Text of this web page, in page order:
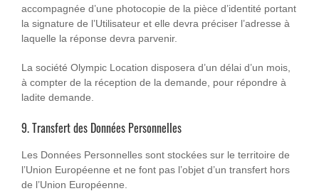
accompagnée d’une photocopie de la pièce d’identité portant
la signature de l’Utilisateur et elle devra préciser l’adresse à
laquelle la réponse devra parvenir.
La société Olympic Location disposera d’un délai d’un mois,
à compter de la réception de la demande, pour répondre à
ladite demande.
9. Transfert des Données Personnelles
Les Données Personnelles sont stockées sur le territoire de
l’Union Européenne et ne font pas l’objet d’un transfert hors
de l’Union Européenne.